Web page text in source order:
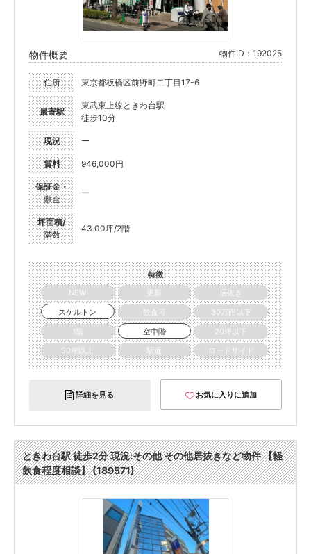
物件概要 物件ID：192025
住所 東京都板橋区前野町二丁目17-6
最寄駅
東武東上線ときわ台駅
徒歩10分
現況 ー
賃料 946,000円
保証金・
敷金
ー
坪面積/
階数
43.00坪/2階
特徴
NEW
更新
居抜き
スケルトン
飲食可
30万円以下
1階
空中階
20坪以下
50坪以上
駅近 ロードサイド
詳細を見る お気に入りに追加
ときわ台駅 徒歩2分 現況:その他 その他居抜きなど物件 【軽
飲食程度相談】 (189571)